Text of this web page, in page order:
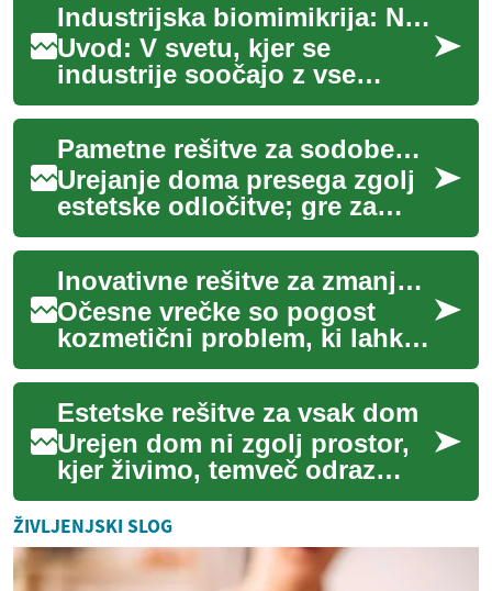
Industrijska biomimikrija: Naravne rešitve za poslovno inovativnost
Uvod: V svetu, kjer se
industrije soočajo z vse
večjimi izzivi trajnosti in
učinkovitosti, se vodilna
podjetja obrača...
Pametne rešitve za sodoben dom
Urejanje doma presega zgolj
estetske odločitve; gre za
ustvarjanje prostora, ki
odraža osebnost, hkrati pa
ponuja udo...
Inovativne rešitve za zmanjšanje očesnih vrečk
Očesne vrečke so pogost
kozmetični problem, ki lahko
močno vpliva na samozavest
in videz posameznika. Gre za
nabrekli...
Estetske rešitve za vsak dom
Urejen dom ni zgolj prostor,
kjer živimo, temveč odraz
naše osebnosti, zato je
notranje oblikovanje
ključnega pomena ...
ŽIVLJENJSKI SLOG